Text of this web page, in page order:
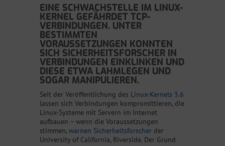
EINE SCHWACHSTELLE IM LINUX-
KERNEL GEFÄHRDET TCP-
VERBINDUNGEN. UNTER
BESTIMMTEN
VORAUSSETZUNGEN KONNTEN
SICH SICHERHEITSFORSCHER IN
VERBINDUNGEN EINKLINKEN UND
DIESE ETWA LAHMLEGEN UND
SOGAR MANIPULIEREN.
Seit der Veröffentlichung des Linux-Kernels 3.6
lassen sich Verbindungen kompromittieren, die
Linux-Systeme mit Servern im Internet
aufbauen – wenn die Voraussetzungen
stimmen, warnen Sicherheitsforscher der
University of California, Riverside. Der Grund